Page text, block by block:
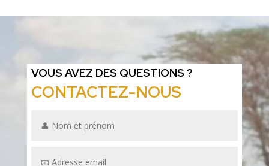
VOUS AVEZ DES QUESTIONS ?
CONTACTEZ-NOUS